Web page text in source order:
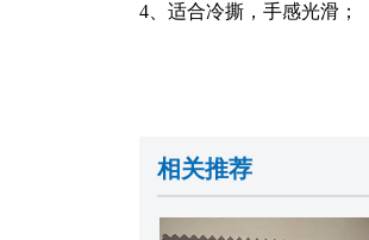
4、适合冷撕，手感光滑；
相关推荐